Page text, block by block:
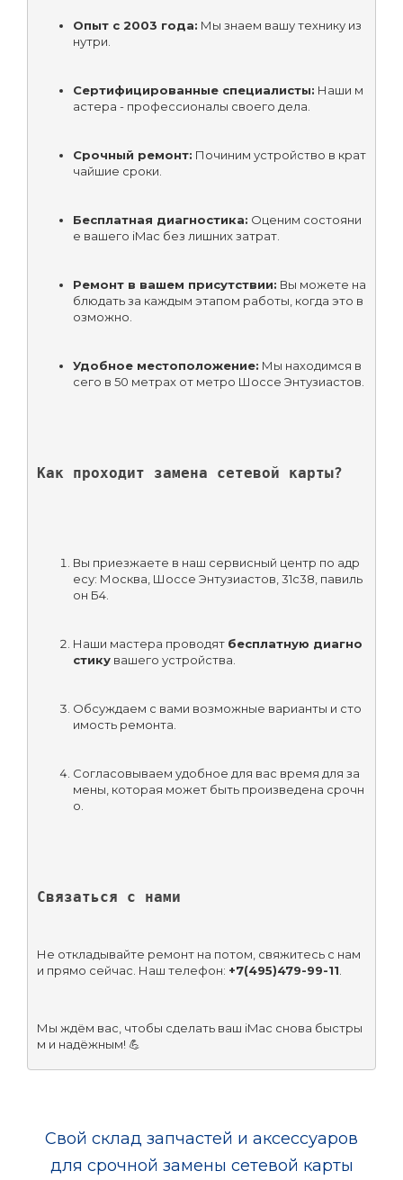
Опыт с 2003 года: Мы знаем вашу технику из
нутри.
Сертифицированные специалисты: Наши м
астера - профессионалы своего дела.
Срочный ремонт: Починим устройство в крат
чайшие сроки.
Бесплатная диагностика: Оценим состояни
е вашего iMac без лишних затрат.
Ремонт в вашем присутствии: Вы можете на
блюдать за каждым этапом работы, когда это в
озможно.
Удобное местоположение: Мы находимся в
сего в 50 метрах от метро Шоссе Энтузиастов.
Как проходит замена сетевой карты?
Вы приезжаете в наш сервисный центр по адр
есу: Москва, Шоссе Энтузиастов, 31с38, павиль
он Б4.
Наши мастера проводят бесплатную диагно
стику вашего устройства.
Обсуждаем с вами возможные варианты и сто
имость ремонта.
Согласовываем удобное для вас время для за
мены, которая может быть произведена срочн
о.
Связаться с нами
Не откладывайте ремонт на потом, свяжитесь с нам
и прямо сейчас. Наш телефон: +7(495)479-99-11
Мы ждём вас, чтобы сделать ваш iMac снова быстры
м и надёжным! 💪
Свой склад запчастей и аксессуаров
для срочной замены сетевой карты